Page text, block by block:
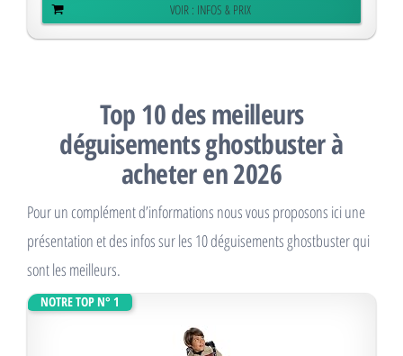
VOIR : INFOS & PRIX
Top 10 des meilleurs
déguisements ghostbuster à
acheter en 2026
Pour un complément d’informations nous vous proposons ici une
présentation et des infos sur les 10 déguisements ghostbuster qui
sont les meilleurs.
NOTRE TOP N° 1